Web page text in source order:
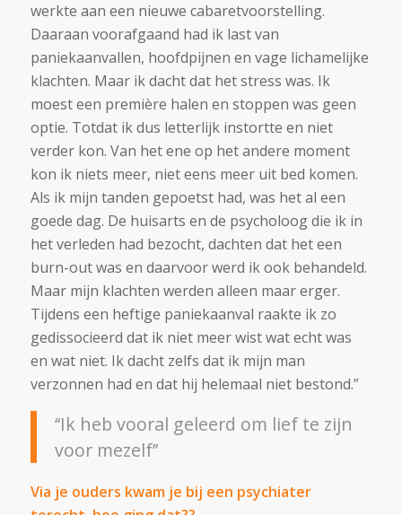
werkte aan een nieuwe cabaretvoorstelling.
Daaraan voorafgaand had ik last van
paniekaanvallen, hoofdpijnen en vage lichamelijke
klachten. Maar ik dacht dat het stress was. Ik
moest een première halen en stoppen was geen
optie. Totdat ik dus letterlijk instortte en niet
verder kon. Van het ene op het andere moment
kon ik niets meer, niet eens meer uit bed komen.
Als ik mijn tanden gepoetst had, was het al een
goede dag. De huisarts en de psycholoog die ik in
het verleden had bezocht, dachten dat het een
burn-out was en daarvoor werd ik ook behandeld.
Maar mijn klachten werden alleen maar erger.
Tijdens een heftige paniekaanval raakte ik zo
gedissocieerd dat ik niet meer wist wat echt was
en wat niet. Ik dacht zelfs dat ik mijn man
verzonnen had en dat hij helemaal niet bestond.”
‘‘Ik heb vooral geleerd om lief te zijn
voor mezelf’’
Via je ouders kwam je bij een psychiater